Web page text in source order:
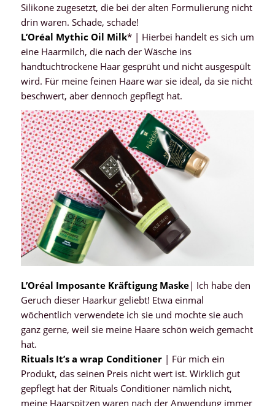
Silikone zugesetzt, die bei der alten Formulierung nicht
drin waren. Schade, schade!
L’Oréal Mythic Oil Milk* | Hierbei handelt es sich um
eine Haarmilch, die nach der Wäsche ins
handtuchtrockene Haar gesprüht und nicht ausgespült
wird. Für meine feinen Haare war sie ideal, da sie nicht
beschwert, aber dennoch gepflegt hat.
L’Oréal Imposante Kräftigung Maske| Ich habe den
Geruch dieser Haarkur geliebt! Etwa einmal
wöchentlich verwendete ich sie und mochte sie auch
ganz gerne, weil sie meine Haare schön weich gemacht
hat.
Rituals It’s a wrap Conditioner| Für mich ein
Produkt, das seinen Preis nicht wert ist. Wirklich gut
gepflegt hat der Rituals Conditioner nämlich nicht,
meine Haarspitzen waren nach der Anwendung immer